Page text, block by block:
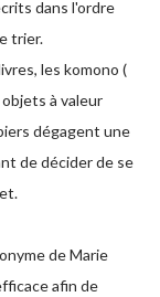
dans l'ordre
trier.
les komono (
à valeur
dégagent une
de décider de se
de Marie
afin de